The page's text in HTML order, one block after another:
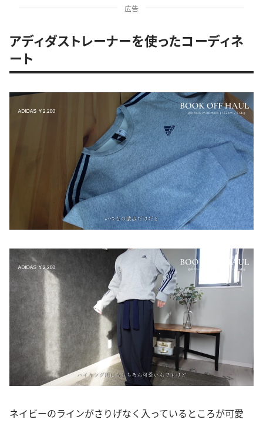
広告
アディダストレーナーを使ったコーディネ
ート
ネイビーのラインがさりげなく入っているところが可愛